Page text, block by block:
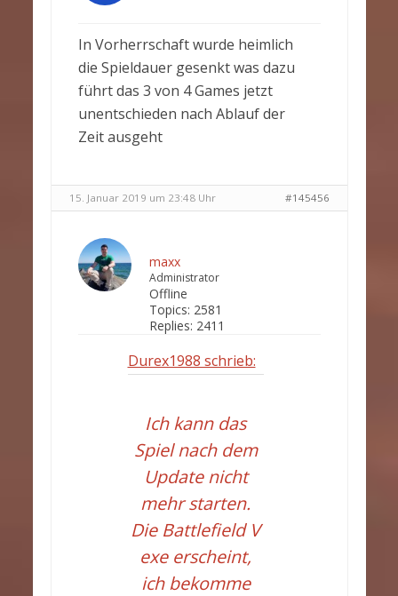
In Vorherrschaft wurde heimlich
die Spieldauer gesenkt was dazu
führt das 3 von 4 Games jetzt
unentschieden nach Ablauf der
Zeit ausgeht
15. Januar 2019 um 23:48 Uhr #145456
maxx
Administrator
Offline
Topics: 2581
Replies: 2411
Durex1988 schrieb:
Ich kann das
Spiel nach dem
Update nicht
mehr starten.
Die Battlefield V
exe erscheint,
ich bekomme